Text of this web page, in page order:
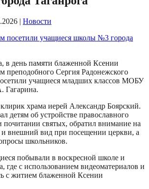
| Новости
в день памяти блаженной Ксении
преподобного Сергия Радонежского
учащиеся младших классов МОБУ
храма иерей Александр Боярский.
детям об устройстве православного
почитании святых, обратил внимание на
и внешний вид при посещении церкви, а
школьников.
побывали в воскресной школе и
где с использованием видеоматериалов и
с житием блаженной Ксении